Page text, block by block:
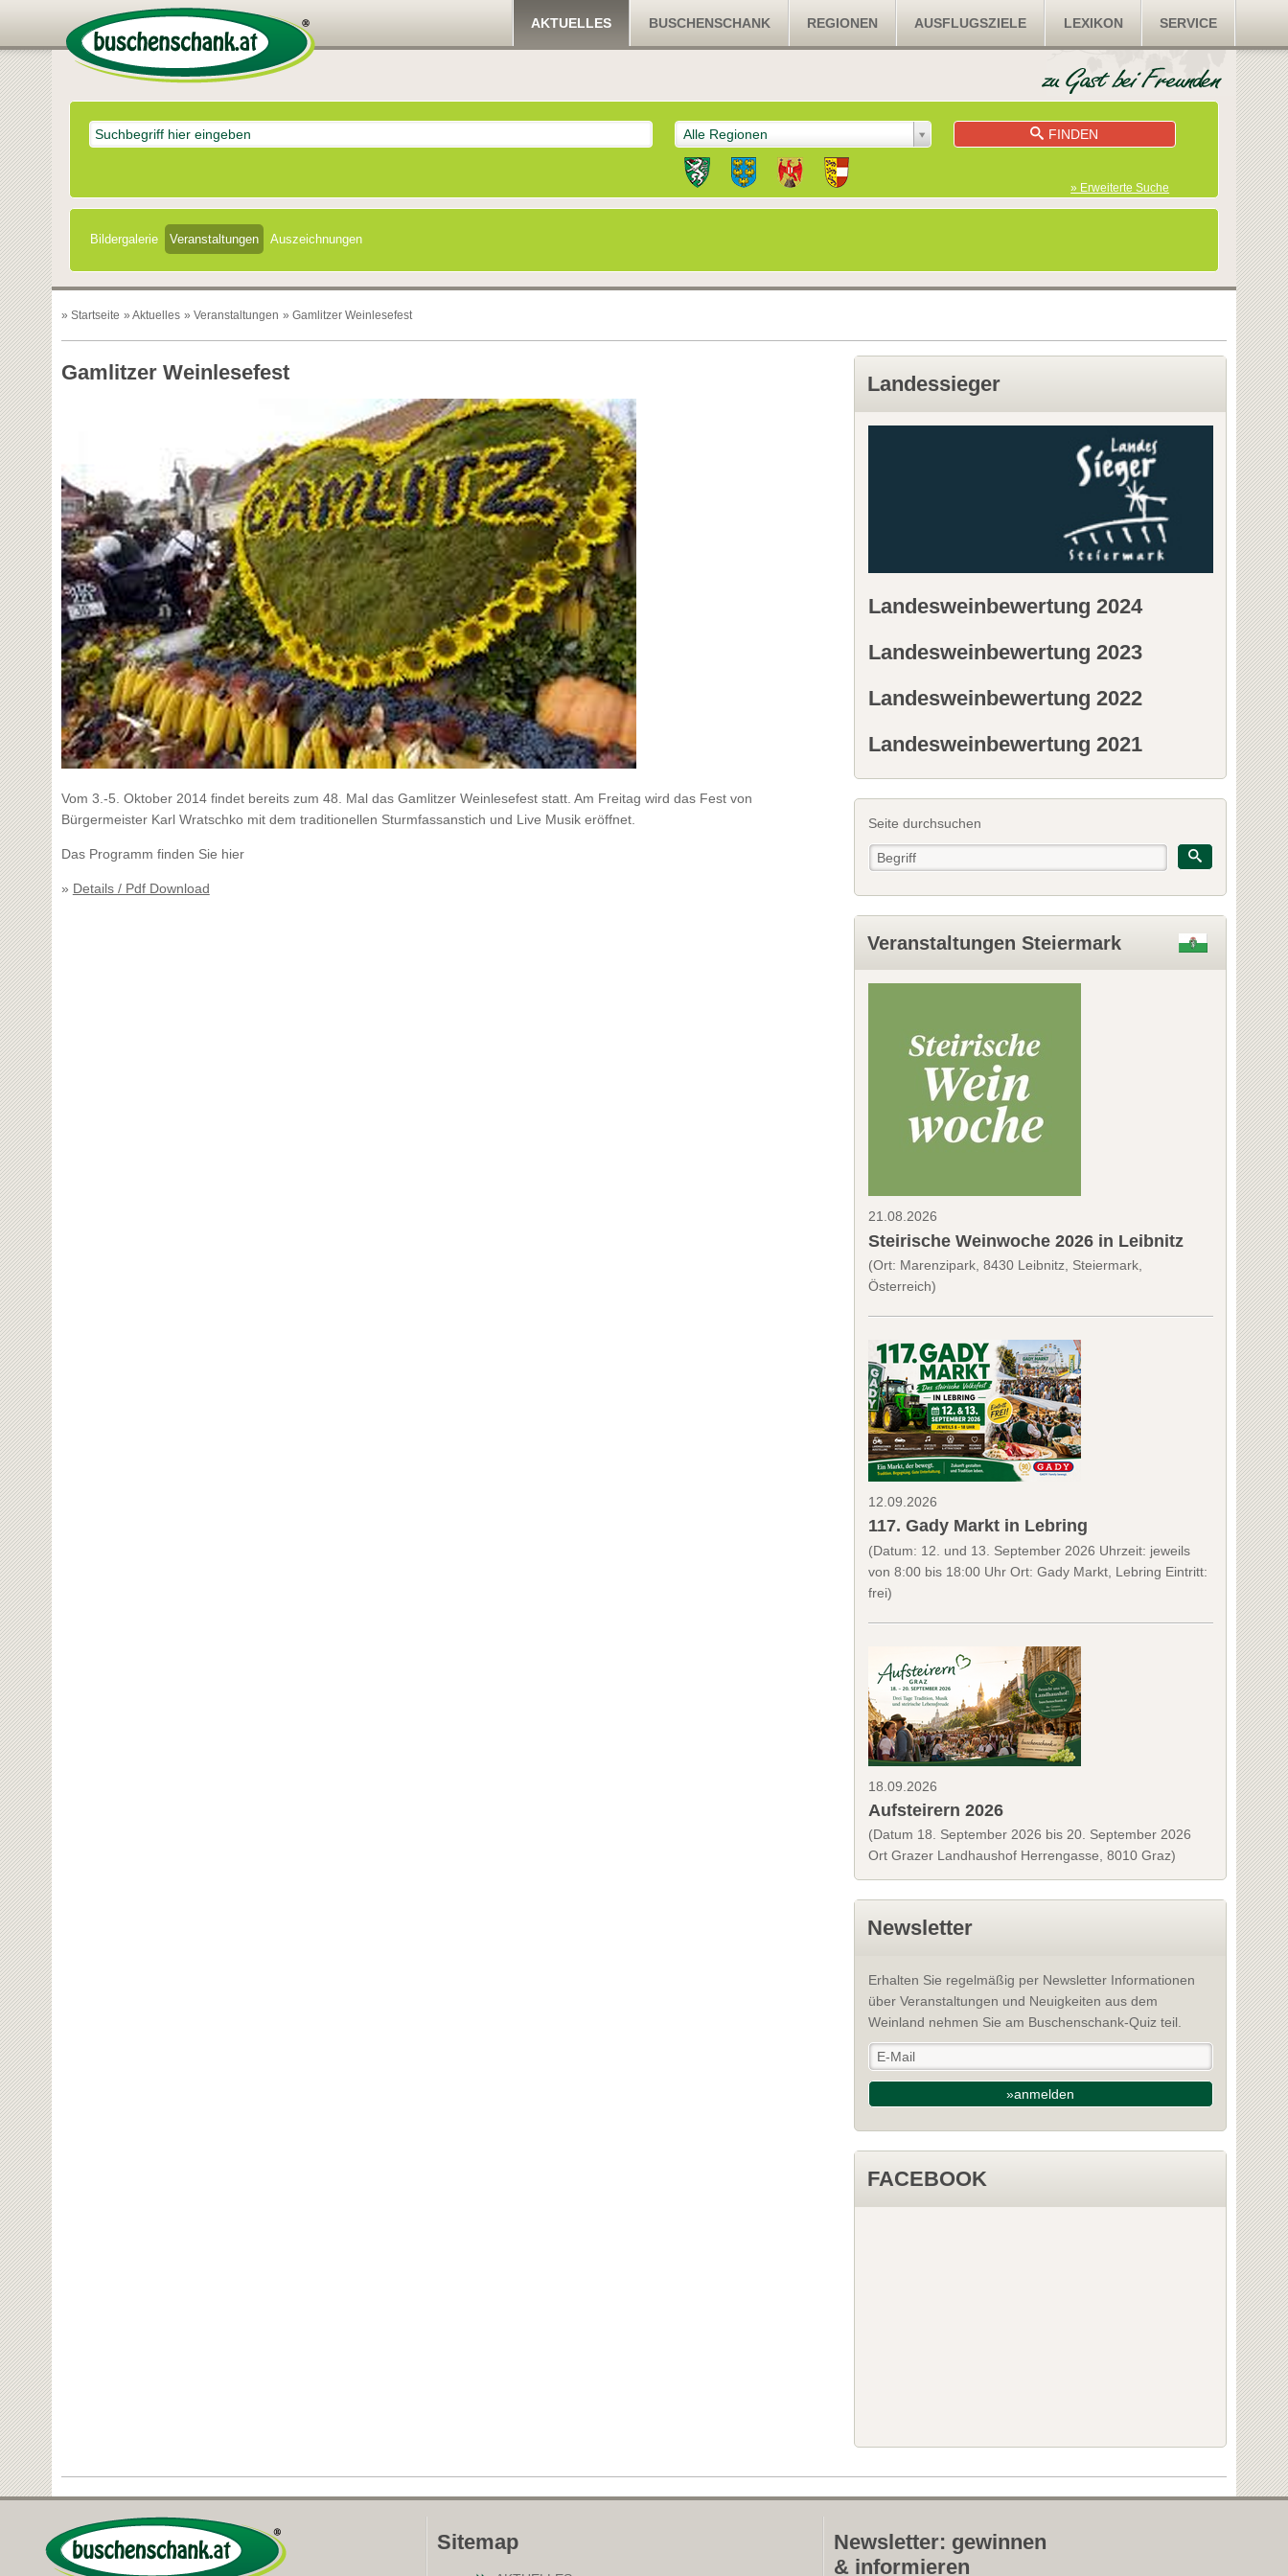
AKTUELLES BUSCHENSCHANK REGIONEN AUSFLUGSZIELE LEXIKON SERVICE
Alle Regionen FINDEN
» Erweiterte Suche
Bildergalerie Veranstaltungen Auszeichnungen
» Startseite » Aktuelles » Veranstaltungen » Gamlitzer Weinlesefest
Gamlitzer Weinlesefest
Vom 3.-5. Oktober 2014 findet bereits zum 48. Mal das Gamlitzer Weinlesefest statt. Am Freitag wird das Fest von
Bürgermeister Karl Wratschko mit dem traditionellen Sturmfassanstich und Live Musik eröffnet.
Das Programm finden Sie hier
» Details / Pdf Download
Landessieger
Landesweinbewertung 2024
Landesweinbewertung 2023
Landesweinbewertung 2022
Landesweinbewertung 2021
Seite durchsuchen
Veranstaltungen Steiermark
21.08.2026
Steirische Weinwoche 2026 in Leibnitz
(Ort: Marenzipark, 8430 Leibnitz, Steiermark,
Österreich)
12.09.2026
117. Gady Markt in Lebring
(Datum: 12. und 13. September 2026 Uhrzeit: jeweils
von 8:00 bis 18:00 Uhr Ort: Gady Markt, Lebring Eintritt:
frei)
18.09.2026
Aufsteirern 2026
(Datum 18. September 2026 bis 20. September 2026
Ort Grazer Landhaushof Herrengasse, 8010 Graz)
Newsletter
Erhalten Sie regelmäßig per Newsletter Informationen
über Veranstaltungen und Neuigkeiten aus dem
Weinland nehmen Sie am Buschenschank-Quiz teil.
»anmelden
FACEBOOK
Sitemap
Newsletter: gewinnen
& informieren